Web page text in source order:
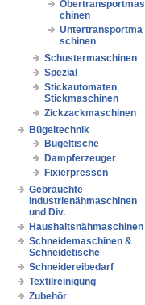
Obertransportmas
chinen
Untertransportma
schinen
Schustermaschinen
Spezial
Stickautomaten
Stickmaschinen
Zickzackmaschinen
Bügeltechnik
Bügeltische
Dampferzeuger
Fixierpressen
Gebrauchte
Industrienähmaschinen
und Div.
Haushaltsnähmaschinen
Schneidemaschinen &
Schneidetische
Schneidereibedarf
Textilreinigung
Zubehör